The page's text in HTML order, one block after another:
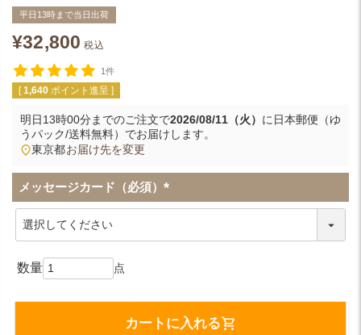
平日13時まで当日出荷
¥32,800 税込
1件
[ 1,640 ポイント進呈 ]
明日13時00分までのご注文で2026/08/11（火） に 日本郵便（ゆ
うパック/送料無料） でお届けします。
東京都お届け先を変更
メッセージカード（必須）
(
カートに入れる